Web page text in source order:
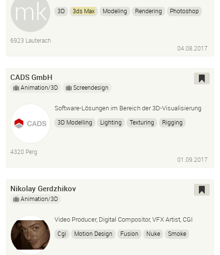
3D 3ds Max Modeling Rendering
Photoshop
6923 Lauterach
04.08.2017
CADS GmbH
Animation/3D Screendesign
Software-Lösungen im Bereich der 3D-Visualisierung
3D Modelling Lighting Texturing
Rigging
4320 Perg
01.09.2017
Nikolay Gerdzhikov
Animation/3D
Video Producer, Digital Compositor, VFX Artist, CGI
Cgi Motion Design Fusion Nuke
Smoke